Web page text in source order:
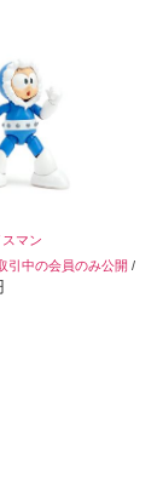
マン
引中の会員のみ公開 /